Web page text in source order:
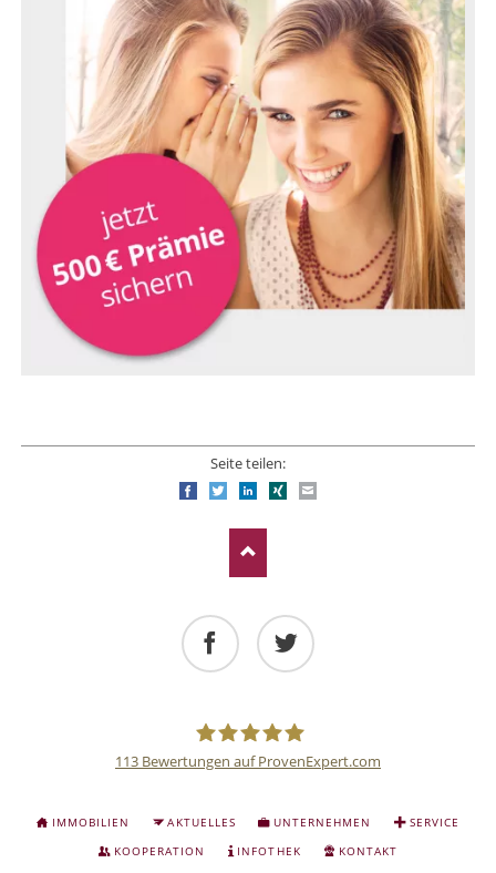
Seite teilen:
FacebookTwitterLinkedIn
Xing
Anlage
113 Bewertungen auf ProvenExpert.com
NAVIGATION
ÜBERSPRINGEN
IMMOBILIEN AKTUELLES UNTERNEHMEN
SERVICE
KOOPERATION
INFOTHEK KONTAKT